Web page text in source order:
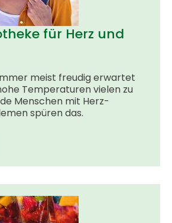
für Herz und
meist freudig erwartet
Temperaturen vielen zu
Menschen mit Herz-
spüren das.